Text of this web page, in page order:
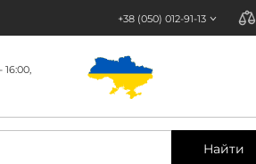
+38 (050) 012-91-13
16:00,
Найти